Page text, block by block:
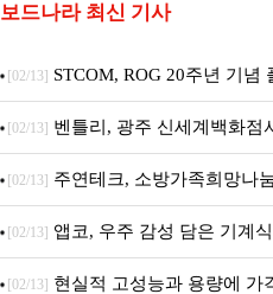
보드나라 최신 기사
[02/13] STCOM, ROG 20주년 기념
Crosshair X870E EDITION 20 국
[02/13] 벤틀리, 광주 신세계백화점
픈
[02/13] 주연테크, 소방가족희망나
니터·스마트 펫 침대 기부
[02/13] 앱코, 우주 감성 담은 기계
브랜드데이 기획전 진행
[02/13] 현실적 고성능과 용량에 가